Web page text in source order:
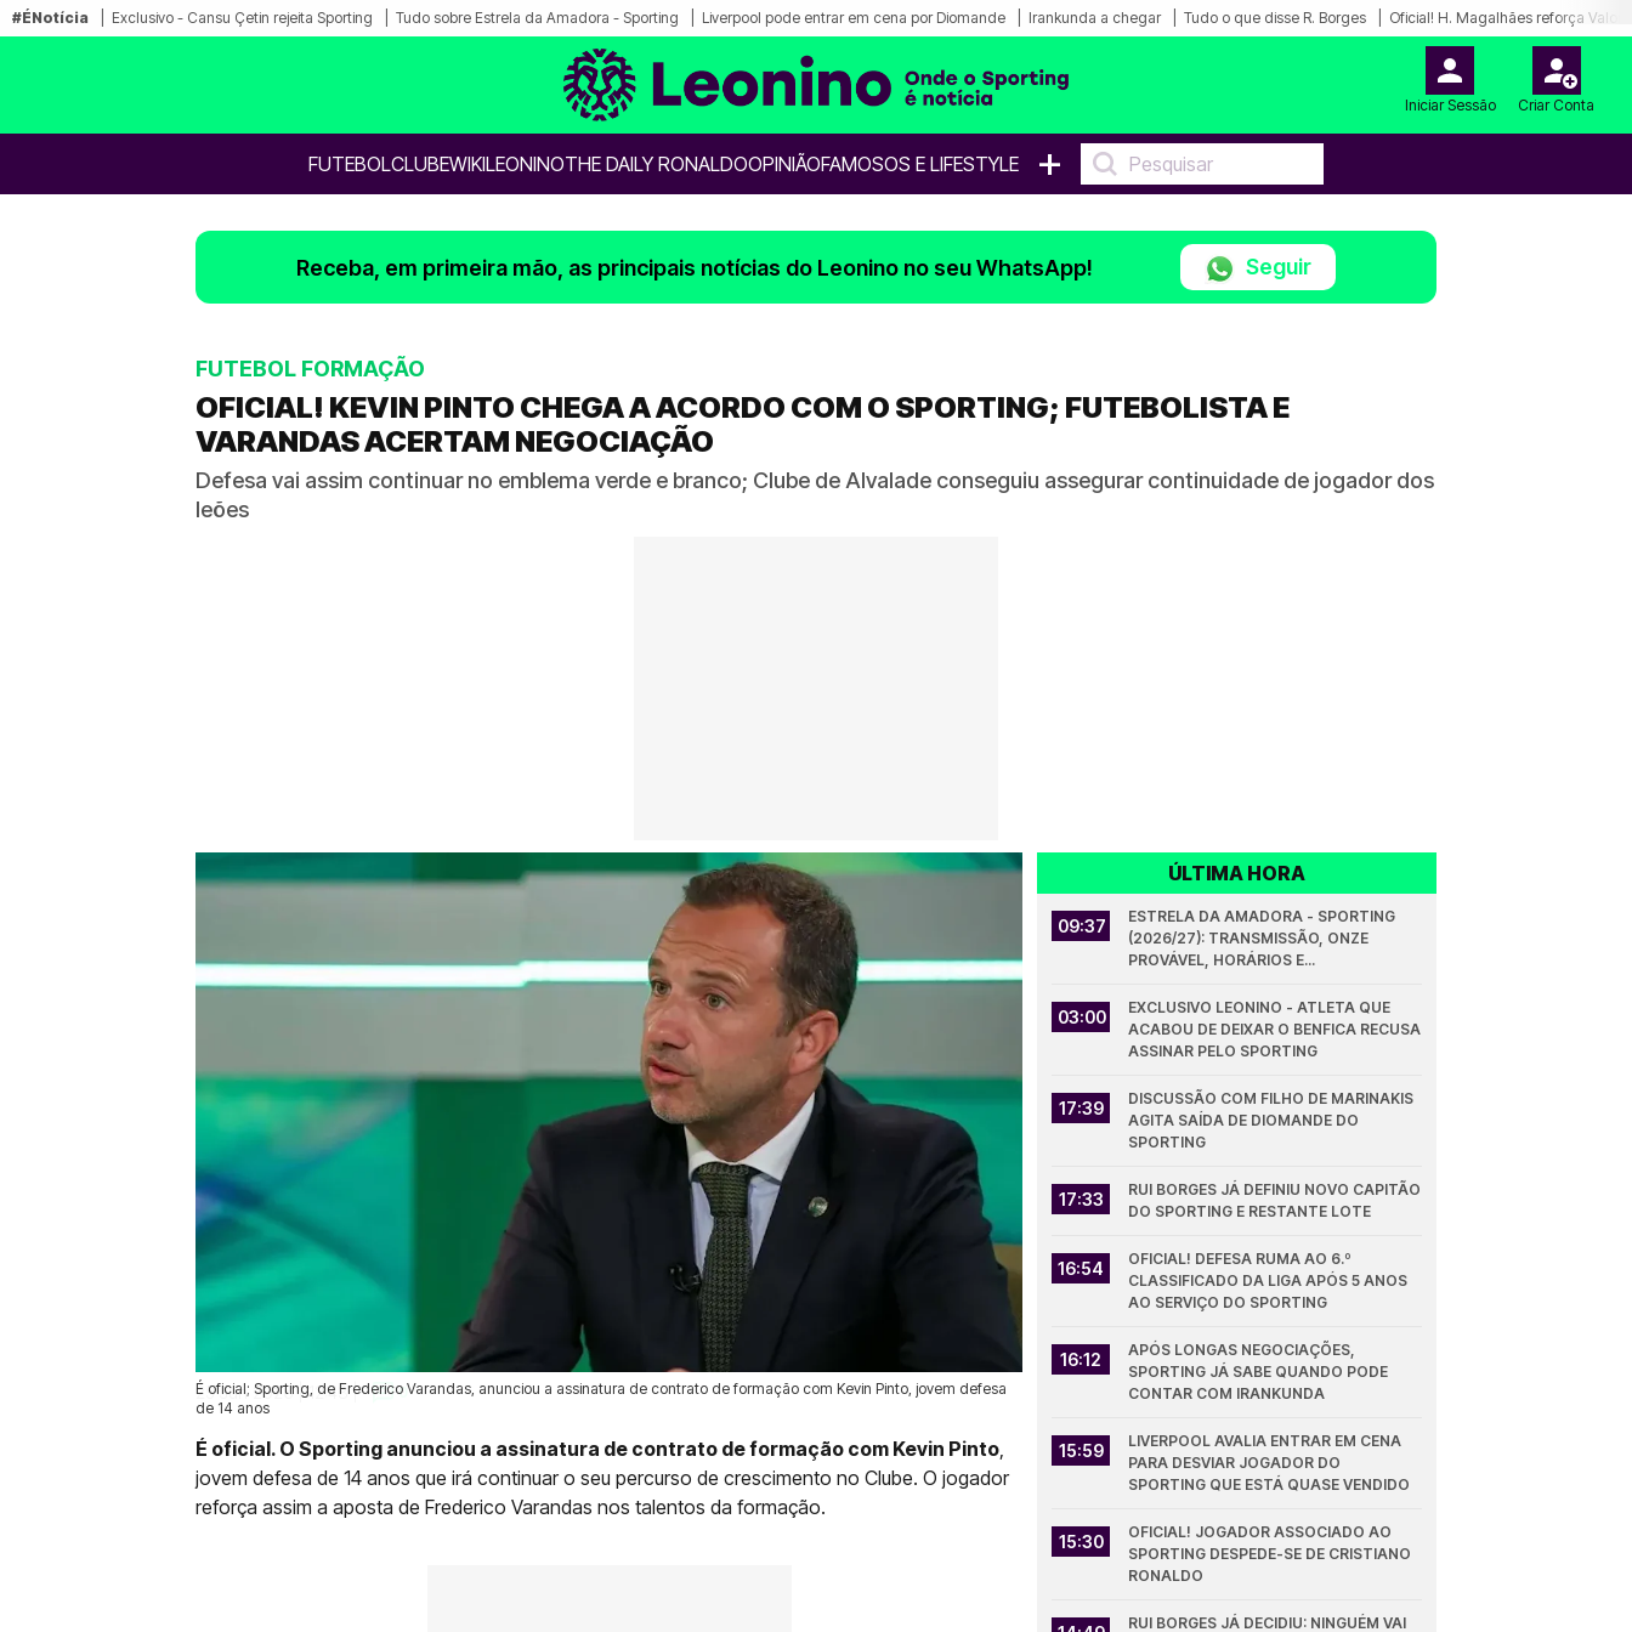
#ÉNotícia Exclusivo - Cansu Çetin rejeita Sporting Tudo sobre Estrela da Amadora - Sporting Liverpool pode entrar em cena por Diomande Irankunda a chegar Tudo o que disse R. Borges Oficial! H. Magalhães reforça
Iniciar Sessão Criar Conta
FUTEBOLCLUBEWIKILEONINOTHE DAILY RONALDOOPINIÃOFAMOSOS E LIFESTYLE +
Receba, em primeira mão, as principais notícias do Leonino no seu WhatsApp! Seguir
FUTEBOL FORMAÇÃO
OFICIAL! KEVIN PINTO CHEGA A ACORDO COM O SPORTING; FUTEBOLISTA E
VARANDAS ACERTAM NEGOCIAÇÃO
Defesa vai assim continuar no emblema verde e branco; Clube de Alvalade conseguiu assegurar continuidade de jogador dos
leões
É oficial; Sporting, de Frederico Varandas, anunciou a assinatura de contrato de formação com Kevin Pinto, jovem defesa
de 14 anos
25 Jun 2026 | 12:43 | 0
É oficial. O Sporting anunciou a assinatura de contrato de formação com Kevin Pinto
jovem defesa de 14 anos que irá continuar o seu percurso de crescimento no Clube. O jogador
reforça assim a aposta de Frederico Varandas nos talentos da formação.
ÚLTIMA HORA
09:37
ESTRELA DA AMADORA - SPORTING
(2026/27): TRANSMISSÃO, ONZE
PROVÁVEL, HORÁRIOS E...
03:00
EXCLUSIVO LEONINO - ATLETA QUE
ACABOU DE DEIXAR O BENFICA RECUSA
ASSINAR PELO SPORTING
17:39
DISCUSSÃO COM FILHO DE MARINAKIS
AGITA SAÍDA DE DIOMANDE DO
SPORTING
17:33
RUI BORGES JÁ DEFINIU NOVO CAPITÃO
DO SPORTING E RESTANTE LOTE
16:54
OFICIAL! DEFESA RUMA AO 6.º
CLASSIFICADO DA LIGA APÓS 5 ANOS
AO SERVIÇO DO SPORTING
16:12
APÓS LONGAS NEGOCIAÇÕES,
SPORTING JÁ SABE QUANDO PODE
CONTAR COM IRANKUNDA
15:59
LIVERPOOL AVALIA ENTRAR EM CENA
PARA DESVIAR JOGADOR DO
SPORTING QUE ESTÁ QUASE VENDIDO
15:30
OFICIAL! JOGADOR ASSOCIADO AO
SPORTING DESPEDE-SE DE CRISTIANO
RONALDO
RUI BORGES JÁ DECIDIU: NINGUÉM VAI